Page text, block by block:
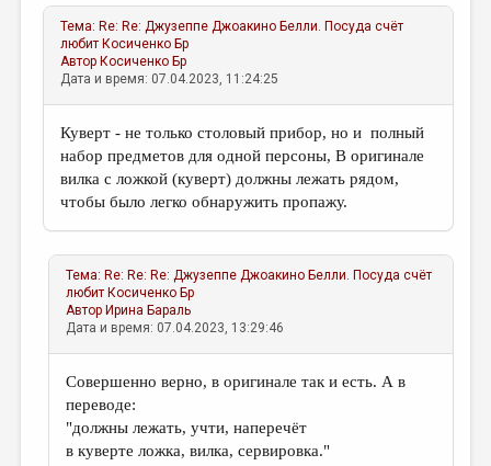
Тема: Re: Re: Джузеппе Джоакино Белли. Посуда счёт
любит Косиченко Бр
Автор Косиченко Бр
Дата и время: 07.04.2023, 11:24:25
Куверт - не только столовый прибор, но и полный
набор предметов для одной персоны, В оригинале
вилка с ложкой (куверт) должны лежать рядом,
чтобы было легко обнаружить пропажу.
Тема: Re: Re: Re: Джузеппе Джоакино Белли. Посуда счёт
любит Косиченко Бр
Автор Ирина Бараль
Дата и время: 07.04.2023, 13:29:46
Совершенно верно, в оригинале так и есть. А в
переводе:
"должны лежать, учти, наперечёт
в куверте ложка, вилка, сервировка."